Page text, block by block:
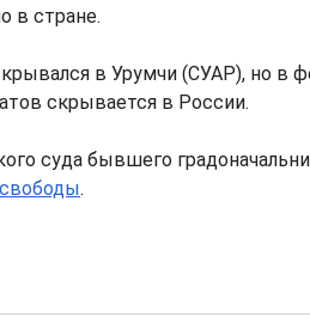
в стране.
в Урумчи (СУАР), но в
скрывается в России.
суда бывшего
.